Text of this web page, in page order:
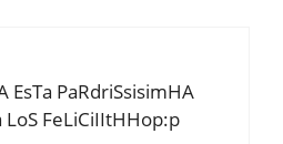
EsTa PaRdriSsisimHA
LoS FeLiCiIItHHop:p